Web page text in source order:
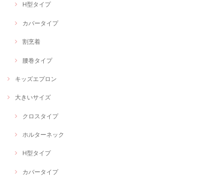
H型タイプ
カバータイプ
割烹着
腰巻タイプ
キッズエプロン
大きいサイズ
クロスタイプ
ホルターネック
H型タイプ
カバータイプ